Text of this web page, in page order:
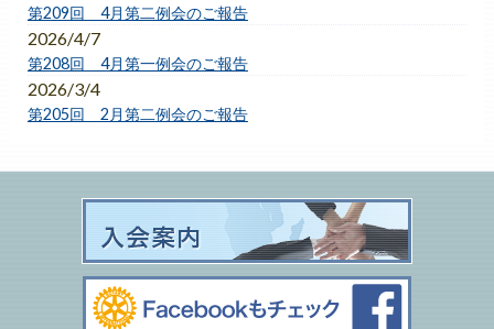
第209回 4月第二例会のご報告
2026/4/7
第208回 4月第一例会のご報告
2026/3/4
第205回 2月第二例会のご報告